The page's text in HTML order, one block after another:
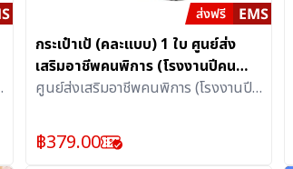
กระเป๋าเป้ (คละแบบ) 1 ใบ ศูนย์ส่ง
เสริมอาชีพคนพิการ (โรงงานปีคน
พิการสากล)
ศูนย์ส่งเสริมอาชีพคนพิการ (โรงงานปี
฿379.00